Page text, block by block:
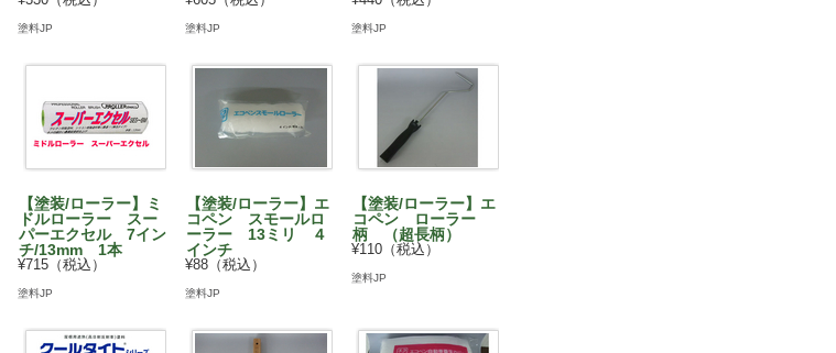
塗料JP 塗料JP 塗料JP
【塗装/ローラー】ミ
ドルローラー スー
パーエクセル 7イン
チ/13mm 1本
¥715（税込）
塗料JP
【塗装/ローラー】エ
コペン スモールロ
ーラー 13ミリ ４
インチ
¥88（税込）
塗料JP
【塗装/ローラー】エ
コペン ローラー
柄 （超長柄）
¥110（税込）
塗料JP